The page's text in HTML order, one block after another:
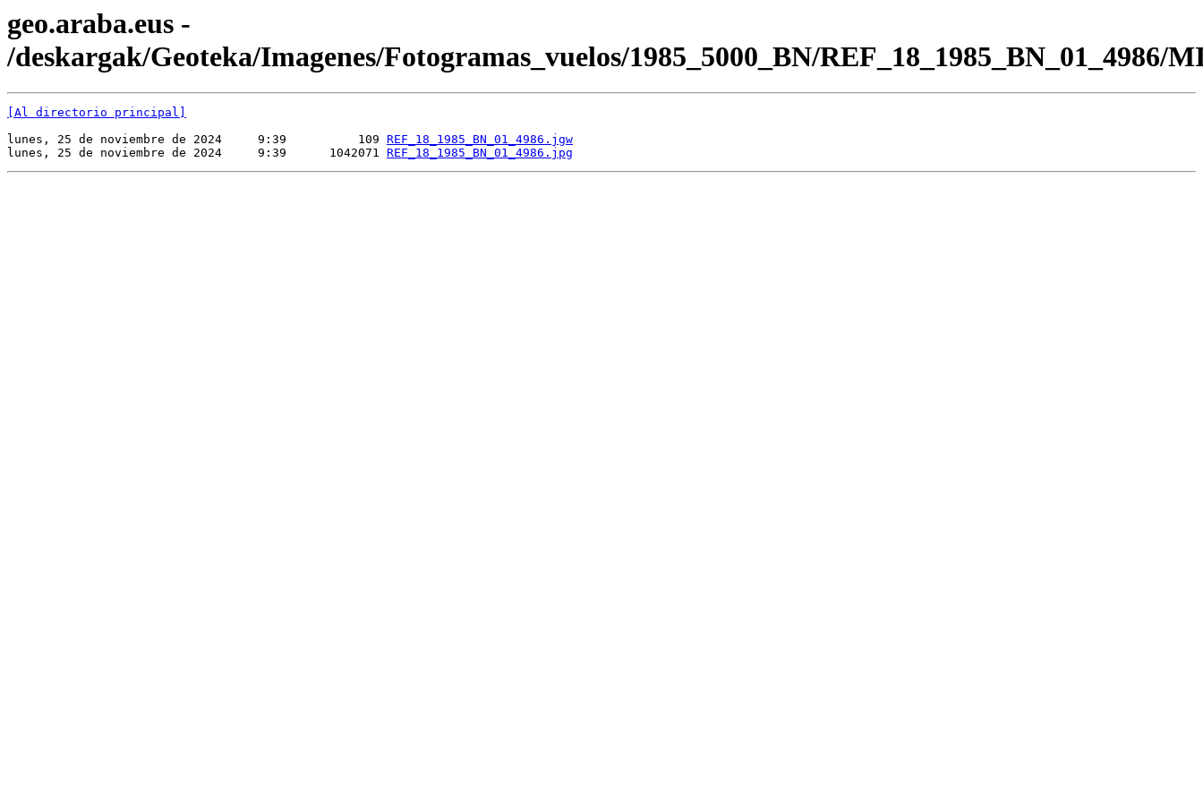
geo.araba.eus -
/deskargak/Geoteka/Imagenes/Fotogramas_vuelos/1985_5000_BN/REF_18_1985_BN_01_4986/
[Al directorio principal]
lunes, 25 de noviembre de 2024     9:39          109 REF_18_1985_BN_01_4986.jgw
lunes, 25 de noviembre de 2024     9:39      1042071 REF_18_1985_BN_01_4986.jpg